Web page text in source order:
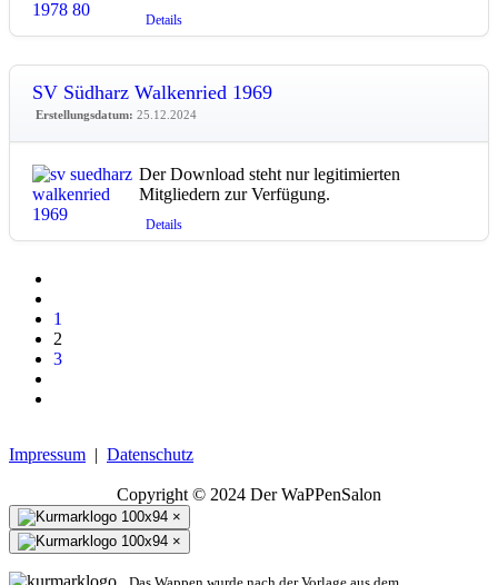
Details
SV Südharz Walkenried 1969
Erstellungsdatum: 25.12.2024
Der Download steht nur legitimierten
Mitgliedern zur Verfügung.
Details
1
2
3
Impressum | Datenschutz
Copyright © 2024 Der WaPPenSalon
×
×